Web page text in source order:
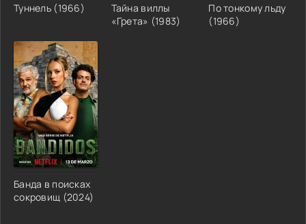
Туннель (1966)
Тайна виллы
«Грета» (1983)
По тонкому льду
(1966)
Банда в поисках
сокровищ (2024)